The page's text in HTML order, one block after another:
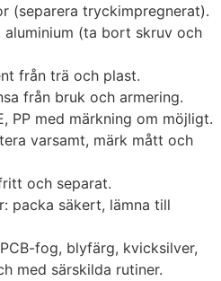
(separera tryckimpregnerat).
aluminium (ta bort skruv och
från trä och plast.
från bruk och armering.
PP med märkning om möjligt.
varsamt, märk mått och
och separat.
packa säkert, lämna till
fog, blyfärg, kvicksilver,
med särskilda rutiner.